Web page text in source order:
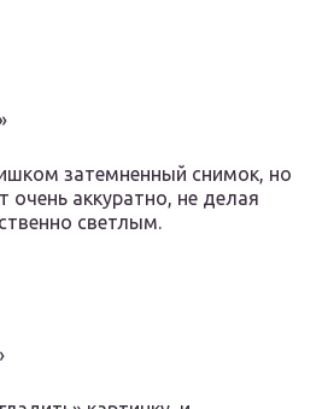
затемненный снимок, но
очень аккуратно, не делая
светлым.